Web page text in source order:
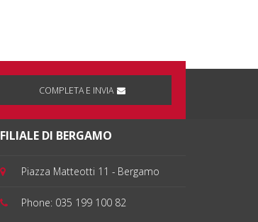
COMPLETA E INVIA
FILIALE DI BERGAMO
Piazza Matteotti 11 - Bergamo
Phone: 035 199 100 82